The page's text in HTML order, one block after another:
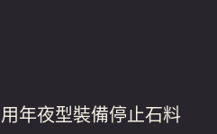
年夜型裝備停止石料